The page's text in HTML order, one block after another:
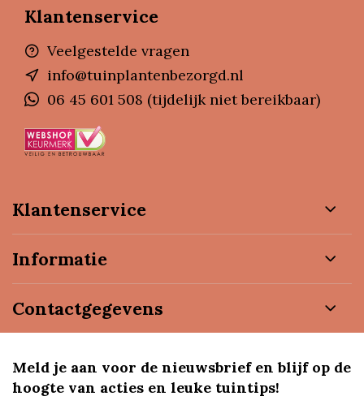
Klantenservice
Veelgestelde vragen
info@tuinplantenbezorgd.nl
06 45 601 508 (tijdelijk niet bereikbaar)
Klantenservice
Informatie
Contactgegevens
Meld je aan voor de nieuwsbrief en blijf op de
hoogte van acties en leuke tuintips!